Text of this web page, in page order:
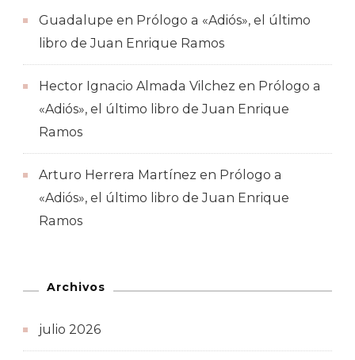
Guadalupe en Prólogo a «Adiós», el último
libro de Juan Enrique Ramos
Hector Ignacio Almada Vilchez en Prólogo a
«Adiós», el último libro de Juan Enrique
Ramos
Arturo Herrera Martínez en Prólogo a
«Adiós», el último libro de Juan Enrique
Ramos
Archivos
julio 2026